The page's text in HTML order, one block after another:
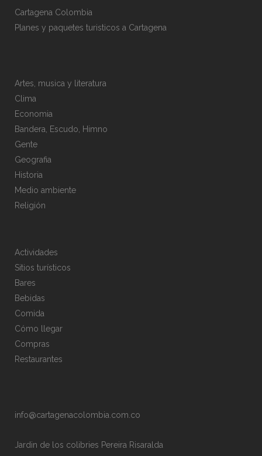
Cartagena Colombia
Planes y paquetes turisticos a Cartagena
Artes, musica y literatura
Clima
Economia
Bandera, Escudo, Himno
Gente
Geografia
Historia
Medio ambiente
Religión
Actividades
Sitios turísticos
Bares
Bebidas
Comida
Cómo llegar
Compras
Restaurantes
info@cartagenacolombia.com.co
Jardin de los colibries Pereira Risaralda